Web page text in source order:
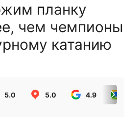
планку
чем чемпионы
катанию
5.0 5.0 4.9